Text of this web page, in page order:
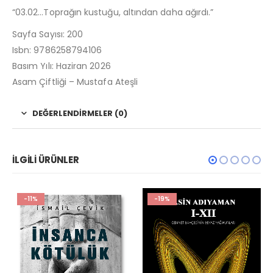
“03.02…Toprağın kustuğu, altından daha ağırdı.”
Sayfa Sayısı: 200
Isbn: 9786258794106
Basım Yılı: Haziran 2026
Asam Çiftliği – Mustafa Ateşli
DEĞERLENDIRMELER (0)
İLGILI ÜRÜNLER
-11% -19%